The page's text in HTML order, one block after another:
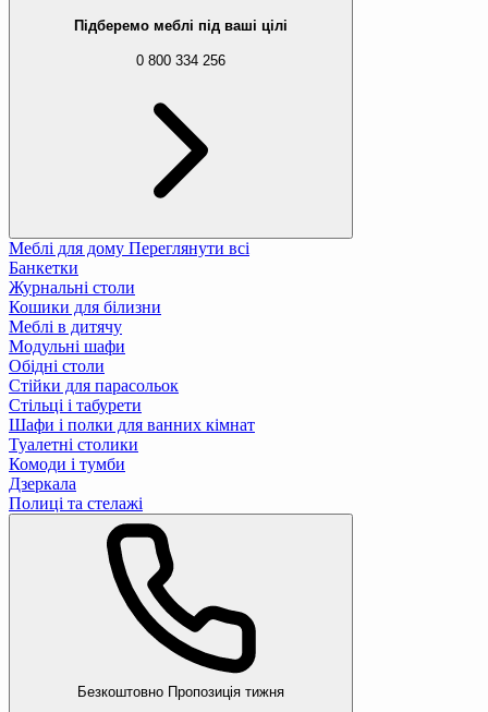
Підберемо меблі під ваші цілі
0 800 334 256
Меблі для дому Переглянути всі
Банкетки
Журнальні столи
Кошики для білизни
Меблі в дитячу
Модульні шафи
Обідні столи
Стійки для парасольок
Стільці і табурети
Шафи і полки для ванних кімнат
Туалетні столики
Комоди і тумби
Дзеркала
Полиці та стелажі
Безкоштовно Пропозиція тижня